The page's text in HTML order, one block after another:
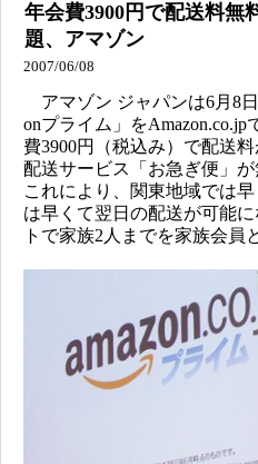
年会費3900円で配送料無
題、アマゾン
2007/06/08
アマゾン ジャパンは6月8
onプライム」を
費3900円（税込み）で配送
配送サービス「お急ぎ便」
これにより、関東地域では
は早くて翌日の配送が可能
トで家族2人までを家族会員